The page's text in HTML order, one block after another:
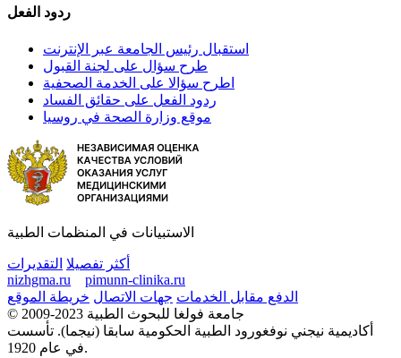
ردود الفعل
استقبال رئيس الجامعة عبر الإنترنت
طرح سؤال على لجنة القبول
اطرح سؤالا على الخدمة الصحفية
ردود الفعل على حقائق الفساد
موقع وزارة الصحة في روسيا
الاستبيانات في المنظمات الطبية
أكثر تفصيلا التقديرات
nizhgma.ru
pimunn-clinika.ru
الدفع مقابل الخدمات جهات الاتصال خريطة الموقع
© 2009-2023 جامعة فولغا للبحوث الطبية
أكاديمية نيجني نوفغورود الطبية الحكومية سابقا (نيجما). تأسست
في عام 1920.